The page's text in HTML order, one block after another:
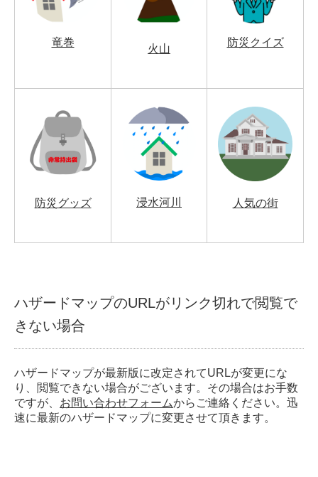
竜巻
火山
防災クイズ
防災グッズ 浸水河川 人気の街
ハザードマップのURLがリンク切れで閲覧で
きない場合
ハザードマップが最新版に改定されてURLが変更にな
り、閲覧できない場合がございます。その場合はお手数
ですが、 お問い合わせフォームからご連絡ください。迅
速に最新のハザードマップに変更させて頂きます。